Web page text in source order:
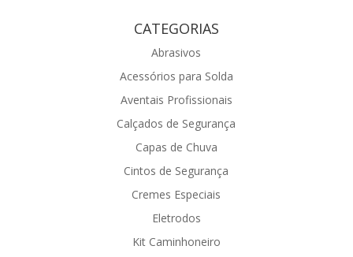
CATEGORIAS
Abrasivos
Acessórios para Solda
Aventais Profissionais
Calçados de Segurança
Capas de Chuva
Cintos de Segurança
Cremes Especiais
Eletrodos
Kit Caminhoneiro